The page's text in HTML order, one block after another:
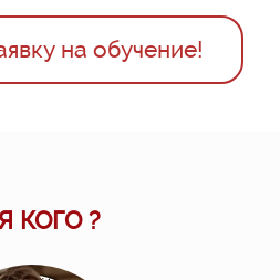
на обучение!
КОГО ?